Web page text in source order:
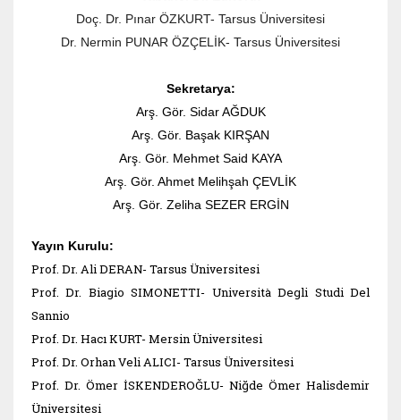
Doç. Dr. Pınar ÖZKURT- Tarsus Üniversitesi
Dr. Nermin PUNAR ÖZÇELİK- Tarsus Üniversitesi
Sekretarya:
Arş. Gör. Sidar AĞDUK
Arş. Gör. Başak KIRŞAN
Arş. Gör. Mehmet Said KAYA
Arş. Gör. Ahmet Melihşah ÇEVLİK
Arş. Gör. Zeliha SEZER ERGİN
Yayın Kurulu:
Prof. Dr. Ali DERAN- Tarsus Üniversitesi
Prof. Dr. Biagio SIMONETTI- Università Degli Studi Del
Sannio
Prof. Dr. Hacı KURT- Mersin Üniversitesi
Prof. Dr. Orhan Veli ALICI- Tarsus Üniversitesi
Prof. Dr. Ömer İSKENDEROĞLU- Niğde Ömer Halisdemir
Üniversitesi